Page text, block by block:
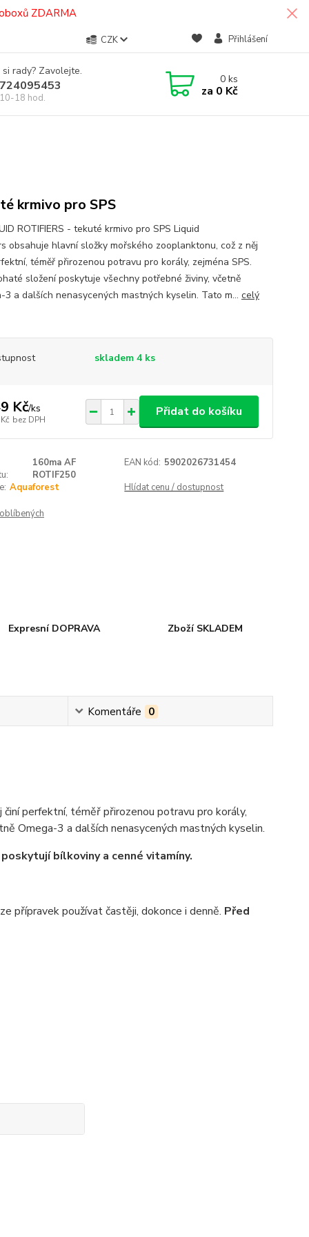
ZDARMA
CZK Přihlášení
rady? Zavolejte.
18 hod.
0ks
za 0 Kč
krmivo pro SPS
ROTIFIERS - tekuté krmivo pro SPS Liquid
obsahuje hlavní složky mořského zooplanktonu, což z něj
téměř přirozenou potravu pro korály, zejména SPS.
složení poskytuje všechny potřebné živiny, včetně
3 a dalších nenasycených mastných kyselin. Tato m... celý
skladem 4 ks
Kč/ks
bez DPH
Přidat do košíku
160ma AF
ROTIF250
EAN kód: 5902026731454
Aquaforest Hlídat cenu / dostupnost
Expresní DOPRAVA Zboží SKLADEM
Komentáře 0
perfektní, téměř přirozenou potravu pro korály,
Omega-3 a dalších nenasycených mastných kyselin.
bílkoviny a cenné vitamíny.
přípravek používat častěji, dokonce i denně. Před